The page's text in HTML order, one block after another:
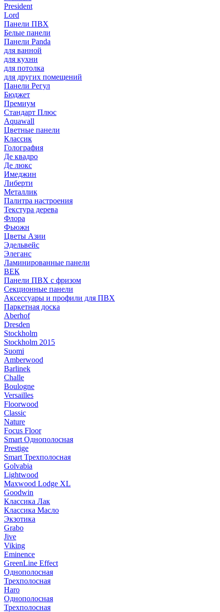
President
Lord
Панели ПВХ
Белые панели
Панели Panda
для ванной
для кухни
для потолка
для других помещений
Панели Регул
Бюджет
Премиум
Стандарт Плюс
Aquawall
Цветные панели
Классик
Голография
Де квадро
Де люкс
Имеджин
Либерти
Металлик
Палитра настроения
Текстура дерева
Флора
Фьюжн
Цветы Азии
Эдельвейс
Элеганс
Ламинированные панели
ВЕК
Панели ПВХ с фризом
Секционные панели
Аксессуары и профили для ПВХ
Паркетная доска
Aberhof
Dresden
Stockholm
Stockholm 2015
Suomi
Amberwood
Barlinek
Challe
Boulogne
Versailles
Floorwood
Classic
Nature
Focus Floor
Smart Однополосная
Prestige
Smart Трехполосная
Golvabia
Lightwood
Maxwood Lodge XL
Goodwin
Классика Лак
Классика Масло
Экзотика
Grabo
Jive
Viking
Eminence
GreenLine Effect
Однополосная
Трехполосная
Haro
Однополосная
Трехполосная